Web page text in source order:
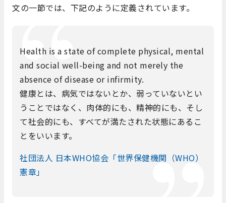
文の一節では、下記のように定義されています。
Health is a state of complete physical, mental
and social well-being and not merely the
absence of disease or infirmity.
健康とは、病気ではないとか、弱っていないとい
うことではなく、肉体的にも、精神的にも、そし
て社会的にも、すべてが満たされた状態にあるこ
とをいいます。
社団法人 日本WHO協会「世界保健機関（WHO）
憲章」